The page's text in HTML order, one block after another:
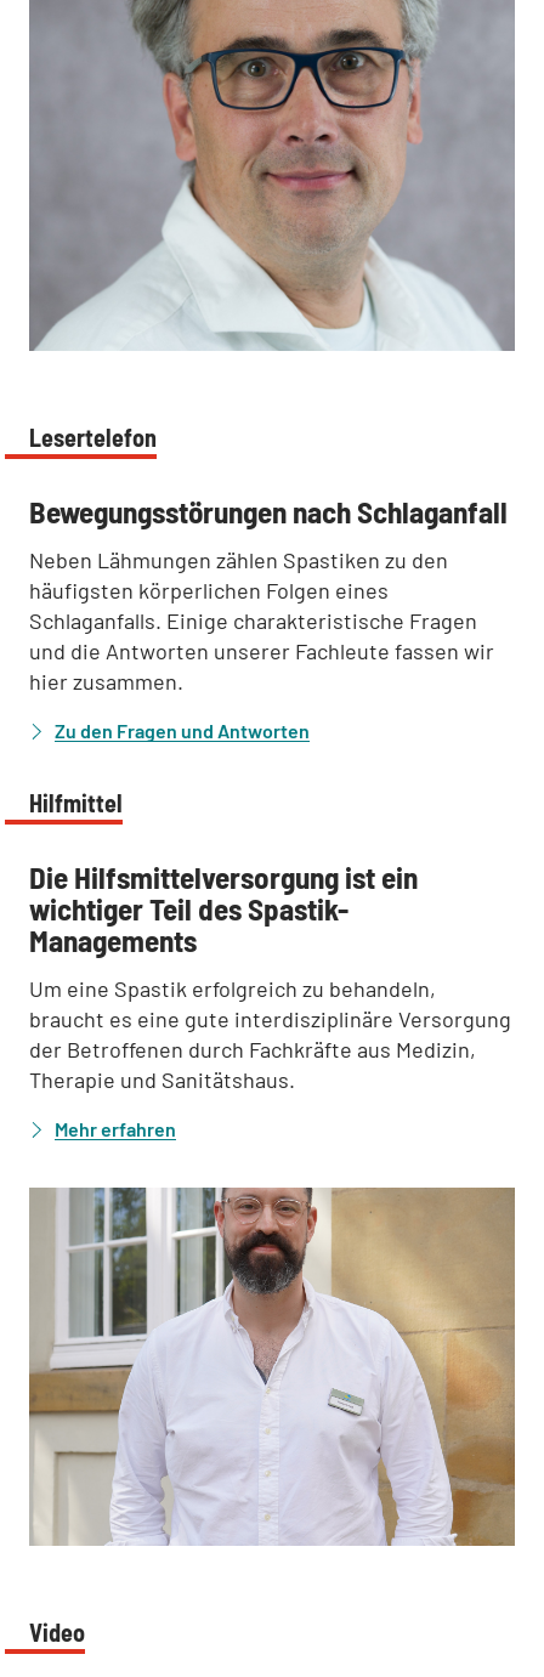
Lesertelefon
:Bewegungsstörungen nach Schlaganfall
Neben Lähmungen zählen Spastiken zu den
häufigsten körperlichen Folgen eines
Schlaganfalls. Einige charakteristische Fragen
und die Antworten unserer Fachleute fassen wir
hier zusammen.
Zu den Fragen und Antworten
Hilfmittel
:Die Hilfsmittelversorgung ist ein
wichtiger Teil des Spastik-
Managements
Um eine Spastik erfolgreich zu behandeln,
braucht es eine gute interdisziplinäre Versorgung
der Betroffenen durch Fachkräfte aus Medizin,
Therapie und Sanitätshaus.
Mehr erfahren
Video